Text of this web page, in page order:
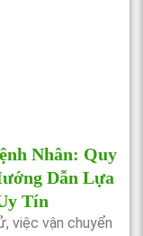
Nhân: Quy
Dẫn Lựa
Tín
việc vận chuyển